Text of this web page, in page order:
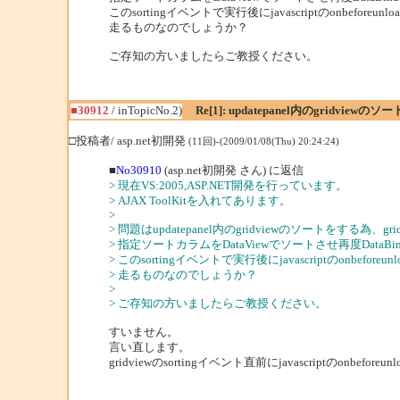
このsortingイベントで実行後にjavascriptの
走るものなのでしょうか？
ご存知の方いましたらご教授ください。
■30912 / inTopicNo.2) Re[1]: updatepanel内のgridviewのソー
□投稿者/ asp.net初開発 (11回)-(2009/01/08(Thu) 20:24:24)
■No30910 (asp.net初開発 さん) に返信
> 現在VS:2005,ASP.NET開発を行っています。
> AJAX ToolKitを入れてあります。
>
> 問題はupdatepanel内のgridviewのソートをする為、
> 指定ソートカラムをDataViewでソートさせ再度
> このsortingイベントで実行後にjavascriptの
> 走るものなのでしょうか？
>
> ご存知の方いましたらご教授ください。
すいません。
言い直します。
gridviewのsortingイベント直前にjavascriptの